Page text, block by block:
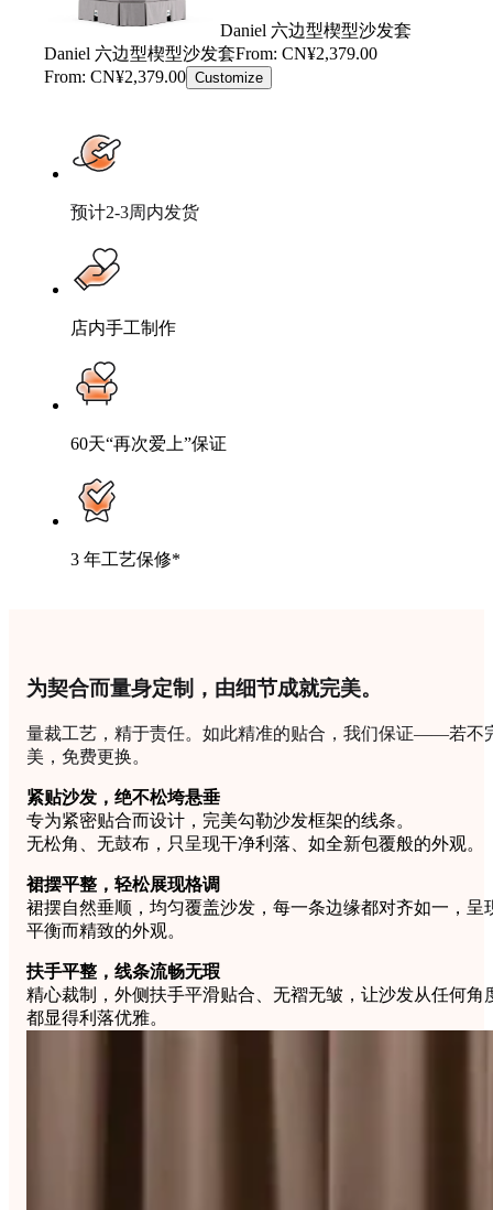
Daniel 六边型楔型沙发套
Daniel 六边型楔型沙发套From: CN¥2,379.00
From: CN¥2,379.00 Customize
预计2-3周内发货
店内手工制作
60天“再次爱上”保证
3 年工艺保修*
为契合而量身定制，由细节成就完美。
量裁工艺，精于责任。如此精准的贴合，我们保证——若不
美，免费更换。
紧贴沙发，绝不松垮悬垂
专为紧密贴合而设计，完美勾勒沙发框架的线条。
无松角、无鼓布，只呈现干净利落、如全新包覆般的外观。
裙摆平整，轻松展现格调
裙摆自然垂顺，均匀覆盖沙发，每一条边缘都对齐如一，呈
平衡而精致的外观。
扶手平整，线条流畅无瑕
精心裁制，外侧扶手平滑贴合、无褶无皱，让沙发从任何角
都显得利落优雅。